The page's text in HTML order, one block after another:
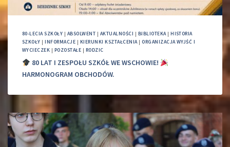
80-LECIA SZKOŁY | ABSOLWENT | AKTUALNOŚCI | BIBLIOTEKA|HISTORIA
SZKOŁY |INFORMACJE | KIERUNKI KSZTAŁCENIA|ORGANIZACJA WYJŚĆ I
WYCIECZEK | POZOSTAŁE | RODZIC
80 LAT I ZESPOŁU SZKÓŁ WE WSCHOWIE!
HARMONOGRAM OBCHODÓW.